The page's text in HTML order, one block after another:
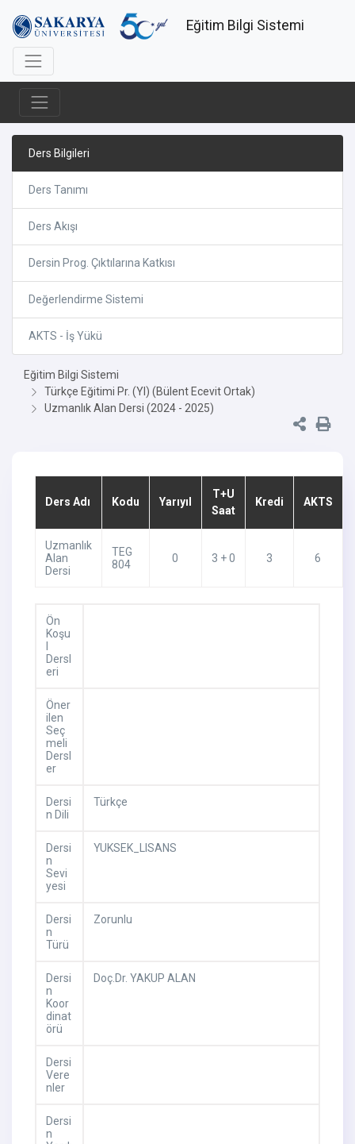
Eğitim Bilgi Sistemi
Ders Bilgileri
Ders Tanımı
Ders Akışı
Dersin Prog. Çıktılarına Katkısı
Değerlendirme Sistemi
AKTS - İş Yükü
Eğitim Bilgi Sistemi
Türkçe Eğitimi Pr. (Yl) (Bülent Ecevit Ortak)
Uzmanlık Alan Dersi (2024 - 2025)
Ders Adı Kodu Yarıyıl
T+U
Saat
Kredi AKTS
Uzmanlık
Alan
Dersi
TEG
804
0 3 + 0 3 6
Ön
Koşu
Dersl
eri
Öner
ilen
Seç
meli
Dersl
er
Dersi
n Dili
Türkçe
Dersi
n
Sevi
yesi
YUKSEK_LISANS
Dersi
n
Türü
Zorunlu
Dersi
n
Koor
dinat
örü
Doç.Dr. YAKUP ALAN
Dersi
Vere
nler
Dersi
n